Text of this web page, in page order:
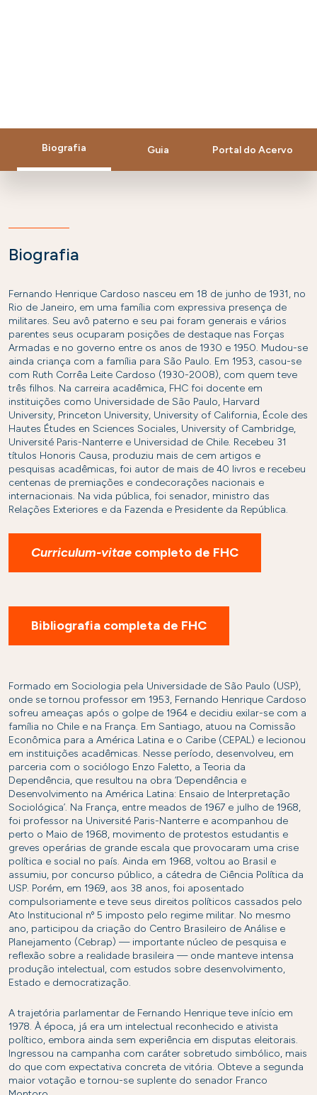
Biografia Guia Portal do Acervo
Biografia
Fernando Henrique Cardoso nasceu em 18 de junho de 1931, no
Rio de Janeiro, em uma família com expressiva presença de
militares. Seu avô paterno e seu pai foram generais e vários
parentes seus ocuparam posições de destaque nas Forças
Armadas e no governo entre os anos de 1930 e 1950. Mudou-se
ainda criança com a família para São Paulo. Em 1953, casou-se
com Ruth Corrêa Leite Cardoso (1930-2008), com quem teve
três filhos. Na carreira acadêmica, FHC foi docente em
instituições como Universidade de São Paulo, Harvard
University, Princeton University, University of California, École des
Hautes Études en Sciences Sociales, University of Cambridge,
Université Paris-Nanterre e Universidad de Chile. Recebeu 31
títulos Honoris Causa, produziu mais de cem artigos e
pesquisas acadêmicas, foi autor de mais de 40 livros e recebeu
centenas de premiações e condecorações nacionais e
internacionais. Na vida pública, foi senador, ministro das
Relações Exteriores e da Fazenda e Presidente da República.
Curriculum-vitae completo de FHC
Bibliografia completa de FHC
Formado em Sociologia pela Universidade de São Paulo (USP),
onde se tornou professor em 1953, Fernando Henrique Cardoso
sofreu ameaças após o golpe de 1964 e decidiu exilar-se com a
família no Chile e na França. Em Santiago, atuou na Comissão
Econômica para a América Latina e o Caribe (CEPAL) e lecionou
em instituições acadêmicas. Nesse período, desenvolveu, em
parceria com o sociólogo Enzo Faletto, a Teoria da
Dependência, que resultou na obra ‘Dependência e
Desenvolvimento na América Latina: Ensaio de Interpretação
Sociológica’. Na França, entre meados de 1967 e julho de 1968,
foi professor na Université Paris-Nanterre e acompanhou de
perto o Maio de 1968, movimento de protestos estudantis e
greves operárias de grande escala que provocaram uma crise
política e social no país. Ainda em 1968, voltou ao Brasil e
assumiu, por concurso público, a cátedra de Ciência Política da
USP. Porém, em 1969, aos 38 anos, foi aposentado
compulsoriamente e teve seus direitos políticos cassados pelo
Ato Institucional nº 5 imposto pelo regime militar. No mesmo
ano, participou da criação do Centro Brasileiro de Análise e
Planejamento (Cebrap) — importante núcleo de pesquisa e
reflexão sobre a realidade brasileira — onde manteve intensa
produção intelectual, com estudos sobre desenvolvimento,
Estado e democratização.
A trajetória parlamentar de Fernando Henrique teve início em
1978. À época, já era um intelectual reconhecido e ativista
político, embora ainda sem experiência em disputas eleitorais.
Ingressou na campanha com caráter sobretudo simbólico, mais
do que com expectativa concreta de vitória. Obteve a segunda
maior votação e tornou-se suplente do senador Franco